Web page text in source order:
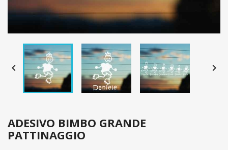
 
ADESIVO BIMBO GRANDE
PATTINAGGIO